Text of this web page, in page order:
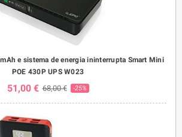
e sistema de energia ininterrupta Smart Mini
POE 430P UPS W023
51,00 € 68,00 € -25%